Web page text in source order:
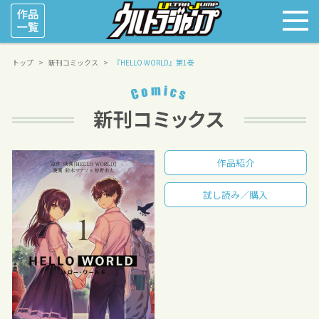
トップ 新刊コミックス 『HELLO WORLD』第1巻
作品紹介
試し読み／購入